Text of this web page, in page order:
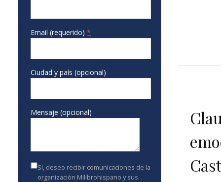
Email (requerido) *
Ciudad y país (opcional)
Mensaje (opcional)
Sí, deseo recibir comunicaciones de la
organización Milibrohispano y sus